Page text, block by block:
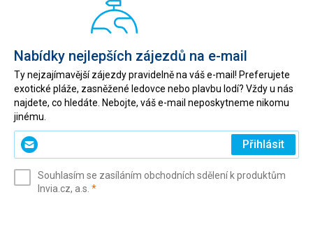
Nabídky nejlepších zájezdů na e-mail
Ty nejzajímavější zájezdy pravidelně na váš e-mail! Preferujete
exotické pláže, zasněžené ledovce nebo plavbu lodí? Vždy u nás
najdete, co hledáte. Nebojte, váš e-mail neposkytneme nikomu
jinému.
Zadejte
svůj
(povinné)
Přihlásit
Souhlasím se zasíláním obchodních sdělení k produktům
Invia.cz, a.s. *(povinné)